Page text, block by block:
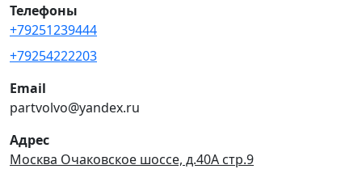
Телефоны
+79251239444
+79254222203
Email
partvolvo@yandex.ru
Адрес
Москва Очаковское шоссе, д.40А стр.9